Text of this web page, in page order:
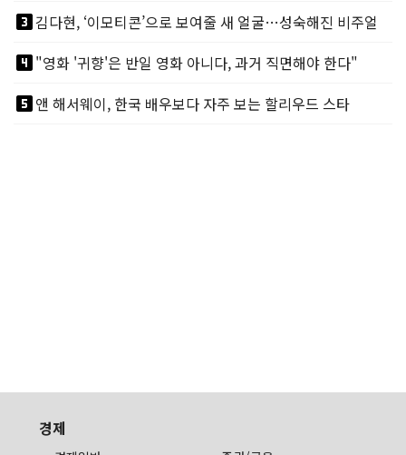
looks_3김다현, ‘이모티콘’으로 보여줄 새 얼굴…성숙해진 비주얼
looks_4"영화 '귀향'은 반일 영화 아니다, 과거 직면해야 한다"
looks_5앤 해서웨이, 한국 배우보다 자주 보는 할리우드 스타
경제